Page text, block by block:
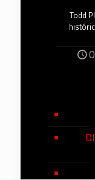
Todd